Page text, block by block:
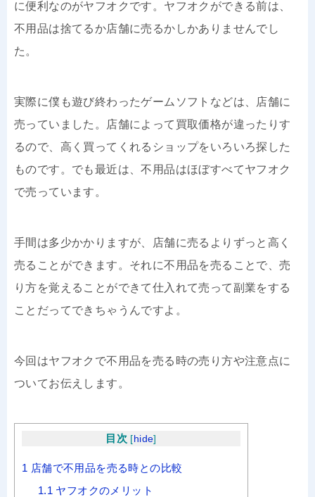
に便利なのがヤフオクです。ヤフオクができる前は、
不用品は捨てるか店舗に売るかしかありませんでし
た。
実際に僕も遊び終わったゲームソフトなどは、店舗に
売っていました。店舗によって買取価格が違ったりす
るので、高く買ってくれるショップをいろいろ探した
ものです。でも最近は、不用品はほぼすべてヤフオク
で売っています。
手間は多少かかりますが、店舗に売るよりずっと高く
売ることができます。それに不用品を売ることで、売
り方を覚えることができて仕入れて売って副業をする
ことだってできちゃうんですよ。
今回はヤフオクで不用品を売る時の売り方や注意点に
ついてお伝えします。
目次 [hide]
1 店舗で不用品を売る時との比較
1.1 ヤフオクのメリット